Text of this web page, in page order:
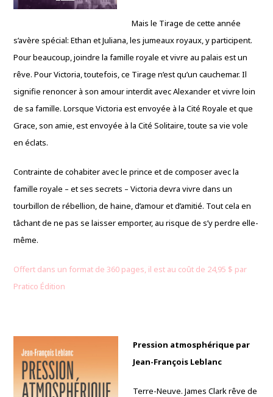
Mais le Tirage de cette année
s’avère spécial: Ethan et Juliana, les jumeaux royaux, y participent.
Pour beaucoup, joindre la famille royale et vivre au palais est un
rêve. Pour Victoria, toutefois, ce Tirage n’est qu’un cauchemar. Il
signifie renoncer à son amour interdit avec Alexander et vivre loin
de sa famille. Lorsque Victoria est envoyée à la Cité Royale et que
Grace, son amie, est envoyée à la Cité Solitaire, toute sa vie vole
en éclats.
Contrainte de cohabiter avec le prince et de composer avec la
famille royale – et ses secrets – Victoria devra vivre dans un
tourbillon de rébellion, de haine, d’amour et d’amitié. Tout cela en
tâchant de ne pas se laisser emporter, au risque de s’y perdre elle-
même.
Offert dans un format de 360 pages, il est au coût de 24,95 $ par
Pratico Édition
Pression atmosphérique par
Jean-François Leblanc
Terre-Neuve. James Clark rêve de